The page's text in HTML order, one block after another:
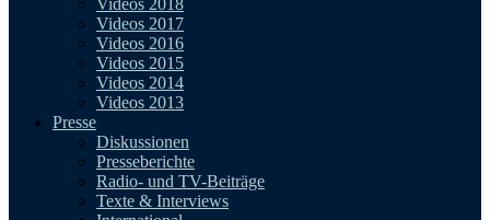
Videos 2018
Videos 2017
Videos 2016
Videos 2015
Videos 2014
Videos 2013
Presse
Diskussionen
Presseberichte
Radio- und TV-Beiträge
Texte & Interviews